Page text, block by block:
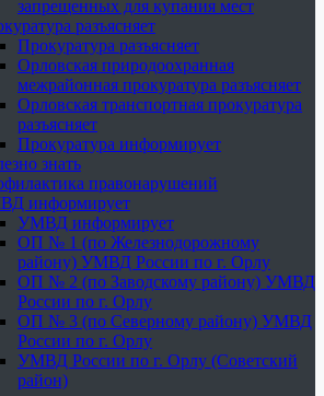
запрещенных для купания мест
разъясняет
Прокуратура разъясняет
Орловская природоохранная
межрайонная прокуратура разъясняет
Орловская транспортная прокуратура
разъясняет
Прокуратура информирует
знать
правонарушений
информирует
УМВД информирует
ОП № 1 (по Железнодорожному
району) УМВД России по г. Орлу
ОП № 2 (по Заводскому району) УМВД
России по г. Орлу
ОП № 3 (по Северному району) УМВД
России по г. Орлу
УМВД России по г. Орлу (Советский
район)